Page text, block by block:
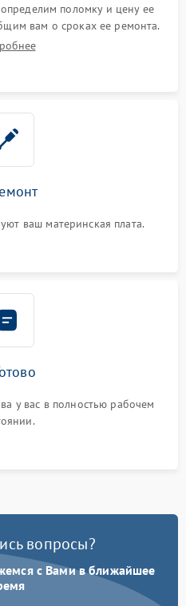
поломку и цену ее
вам о сроках ее ремонта.
ваш материнская плата.
у вас в полностью рабочем
вопросы?
с Вами в ближайшее